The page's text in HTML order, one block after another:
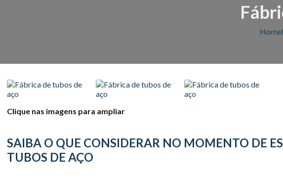
Home
Clique nas imagens para ampliar
SAIBA O QUE CONSIDERAR NO MOMENTO DE
TUBOS DE AÇO